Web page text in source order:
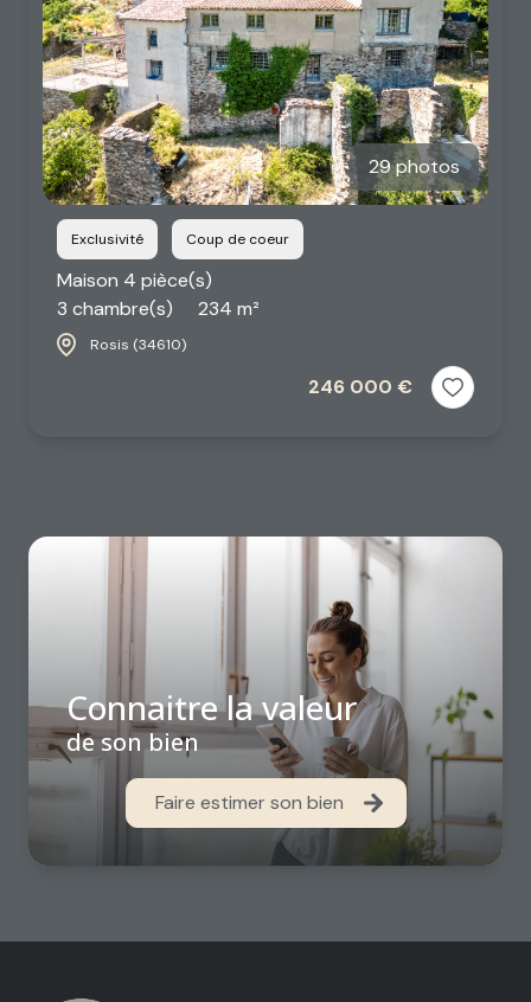
29 photos
Exclusivité Coup de coeur
Maison 4 pièce(s)
3 chambre(s)
234 m²
Rosis (34610)
246 000 €
Connaitre la valeur
de son bien
Faire estimer son bien